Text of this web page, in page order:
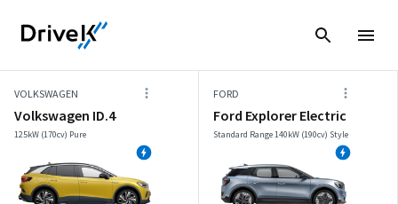
VOLKSWAGEN
Volkswagen ID.4
125kW (170cv) Pure
FORD
Ford Explorer Electric
Standard Range 140kW (190cv) Style